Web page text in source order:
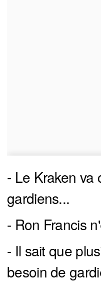
- Le Kraken va
gardiens...
- Ron Francis
- Il sait que
besoin de